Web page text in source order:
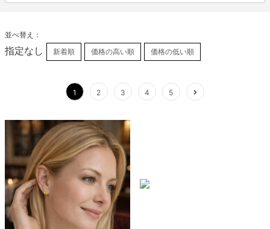
並べ替え：
指定なし 新着順 価格の高い順 価格の低い順
1 2 3 4 5